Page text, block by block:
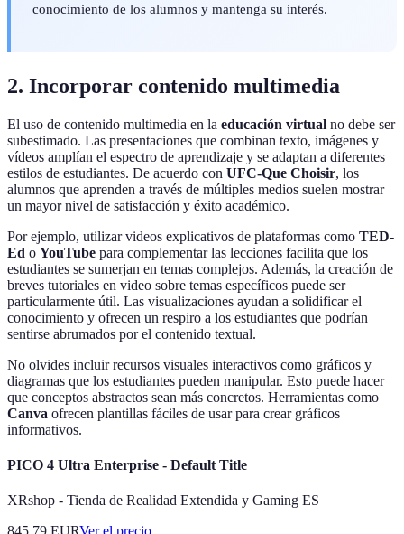
conocimiento de los alumnos y mantenga su interés.
2. Incorporar contenido multimedia
El uso de contenido multimedia en la educación virtual no debe ser
subestimado. Las presentaciones que combinan texto, imágenes y
vídeos amplían el espectro de aprendizaje y se adaptan a diferentes
estilos de estudiantes. De acuerdo con UFC-Que Choisir, los
alumnos que aprenden a través de múltiples medios suelen mostrar
un mayor nivel de satisfacción y éxito académico.
Por ejemplo, utilizar videos explicativos de plataformas como TED-
Ed o YouTube para complementar las lecciones facilita que los
estudiantes se sumerjan en temas complejos. Además, la creación de
breves tutoriales en video sobre temas específicos puede ser
particularmente útil. Las visualizaciones ayudan a solidificar el
conocimiento y ofrecen un respiro a los estudiantes que podrían
sentirse abrumados por el contenido textual.
No olvides incluir recursos visuales interactivos como gráficos y
diagramas que los estudiantes pueden manipular. Esto puede hacer
que conceptos abstractos sean más concretos. Herramientas como
Canva ofrecen plantillas fáciles de usar para crear gráficos
informativos.
PICO 4 Ultra Enterprise - Default Title
XRshop - Tienda de Realidad Extendida y Gaming ES
845.79 EURVer el precio